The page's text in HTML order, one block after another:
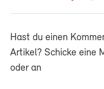
Hast du einen
Artikel? Schicke eine
oder an